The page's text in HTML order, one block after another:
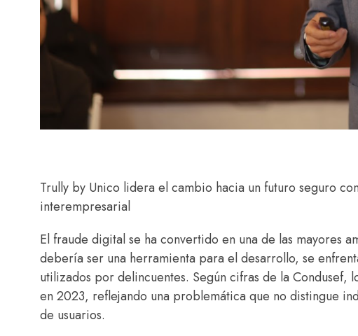
Trully by Unico lidera el cambio hacia un futuro seguro
interempresarial
El fraude digital se ha convertido en una de las mayores
debería ser una herramienta para el desarrollo, se
utilizados por delincuentes. Según cifras de la
en 2023, reflejando una problemática que no distingue
de usuarios.